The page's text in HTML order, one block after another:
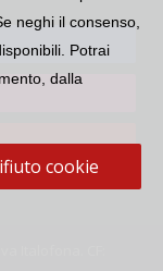
neghi il consenso,
Potrai
dalla
cookie